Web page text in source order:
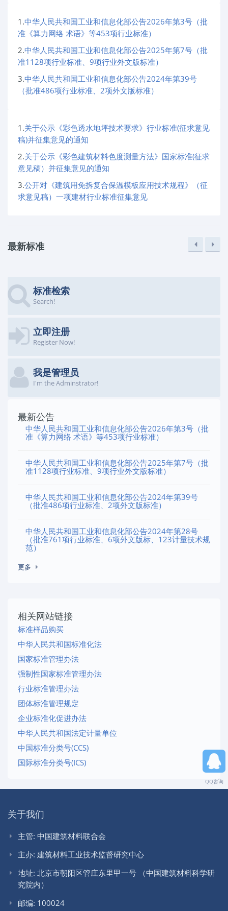
1.中华人民共和国工业和信息化部公告2026年第3号（批
准《算力网络 术语》等453项行业标准）
2.中华人民共和国工业和信息化部公告2025年第7号（批
准1128项行业标准、9项行业外文版标准）
3.中华人民共和国工业和信息化部公告2024年第39号
（批准486项行业标准、2项外文版标准）
1.关于公示《彩色透水地坪技术要求》行业标准(征求意见
稿)并征集意见的通知
2.关于公示《彩色建筑材料色度测量方法》国家标准(征求
意见稿）并征集意见的通知
3.公开对《建筑用免拆复合保温模板应用技术规程》（征
求意见稿）一项建材行业标准征集意见
最新标准
标准检索
Search!
立即注册
Register Now!
我是管理员
I'm the Adminstrator!
最新公告
中华人民共和国工业和信息化部公告2026年第3号（批
准《算力网络 术语》等453项行业标准）
中华人民共和国工业和信息化部公告2025年第7号（批
准1128项行业标准、9项行业外文版标准）
中华人民共和国工业和信息化部公告2024年第39号
（批准486项行业标准、2项外文版标准）
中华人民共和国工业和信息化部公告2024年第28号
（批准761项行业标准、6项外文版标、123计量技术规
范）
更多
相关网站链接
标准样品购买
中华人民共和国标准化法
国家标准管理办法
强制性国家标准管理办法
行业标准管理办法
团体标准管理规定
企业标准化促进办法
中华人民共和国法定计量单位
中国标准分类号(CCS)
国际标准分类号(ICS)
关于我们
主管: 中国建筑材料联合会
主办: 建筑材料工业技术监督研究中心
地址: 北京市朝阳区管庄东里甲一号 （中国建筑材料科学研
究院内）
邮编: 100024
QQ咨询